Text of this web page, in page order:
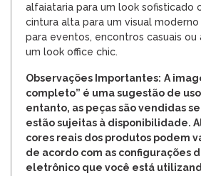
alfaiataria para um look sofisticado
cintura alta para um visual
para eventos, encontros casuais
um look office chic.
Observações Importantes: A
completo” é uma sugestão de
entanto, as peças são vendidas
estão sujeitas à disponibilidade.
cores reais dos produtos podem
de acordo com as configurações
eletrônico que você está